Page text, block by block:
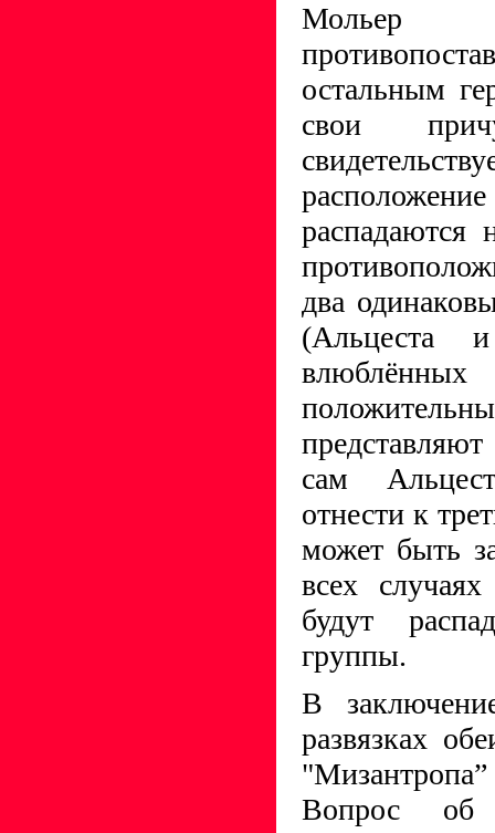
Мольер
остальным
свои
два
(Альцеста
сам
отнести к
может быть
всех
будут
группы.
В
развязках
Вопрос об